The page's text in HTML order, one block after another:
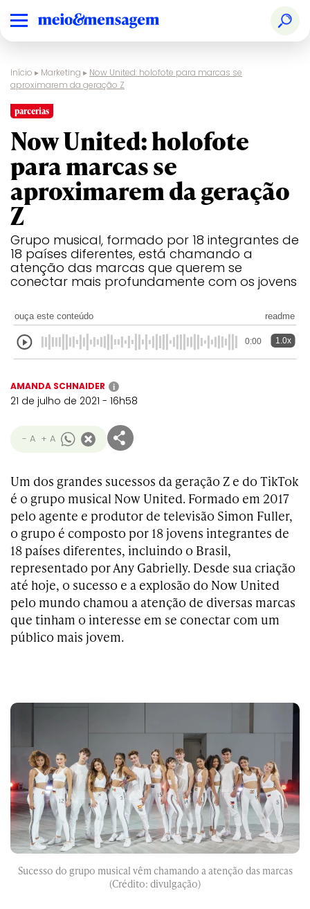
Início ▸ Marketing ▸ Now United: holofote para marcas se
aproximarem da geração Z
parcerias
Now United: holofote
para marcas se
aproximarem da geração
Z
Grupo musical, formado por 18 integrantes de
18 países diferentes, está chamando a
atenção das marcas que querem se
conectar mais profundamente com os jovens
ouça este conteúdo readme
0:00 1.0x
AMANDA SCHNAIDER i
21 de julho de 2021 - 16h58
- A + A
Um dos grandes sucessos da geração Z e do TikTok
é o grupo musical Now United. Formado em 2017
pelo agente e produtor de televisão Simon Fuller,
o grupo é composto por 18 jovens integrantes de
18 países diferentes, incluindo o Brasil,
representado por Any Gabrielly. Desde sua criação
até hoje, o sucesso e a explosão do Now United
pelo mundo chamou a atenção de diversas marcas
que tinham o interesse em se conectar com um
público mais jovem.
Sucesso do grupo musical vêm chamando a atenção das marcas
(Crédito: divulgação)